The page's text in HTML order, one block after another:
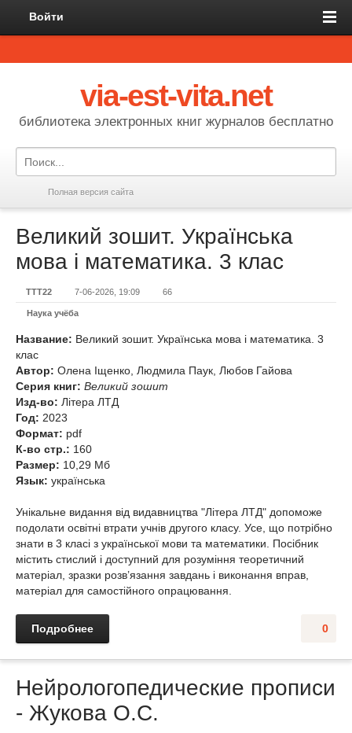
Войти
via-est-vita.net
библиотека электронных книг журналов бесплатно
Полная версия сайта
Великий зошит. Українська
мова і математика. 3 клас
TTT22 7-06-2026, 19:09 66
Наука учёба
Название: Великий зошит. Українська мова і математика. 3
клас
Автор: Олена Іщенко, Людмила Паук, Любов Гайова
Серия книг: Великий зошит
Изд-во: Літера ЛТД
Год: 2023
Формат: pdf
К-во стр.: 160
Размер: 10,29 Мб
Язык: українська
Унікальне видання від видавництва "Літера ЛТД" допоможе
подолати освітні втрати учнів другого класу. Усе, що потрібно
знати в 3 класі з української мови та математики. Посібник
містить стислий і доступний для розуміння теоретичний
матеріал, зразки розв’язання завдань і виконання вправ,
матеріал для самостійного опрацювання.
0
Подробнее
Нейрологопедические прописи
- Жукова О.C.